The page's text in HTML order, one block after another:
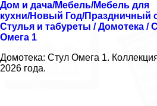
Дом и дача/Мебель/Мебель для
кухни/Новый Год/Праздничный
Стулья и табуреты / Домотека /
Омега 1
Домотека: Стул Омега 1.
2026 года.